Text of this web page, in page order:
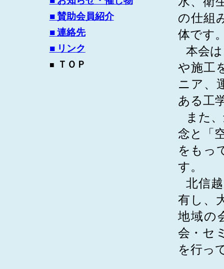
■ 賛助会員紹介
■ 連絡先
■ リンク
■ ＴＯＰ
の仕組
体です
本会
や施工
ニア、
ある工
また
念と「
をもっ
す。
北信
有し、
地域の
会・セ
を行っ